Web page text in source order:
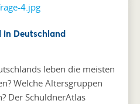
in Deutschland
leben die meisten
Welche Altersgruppen
Der SchuldnerAtlas